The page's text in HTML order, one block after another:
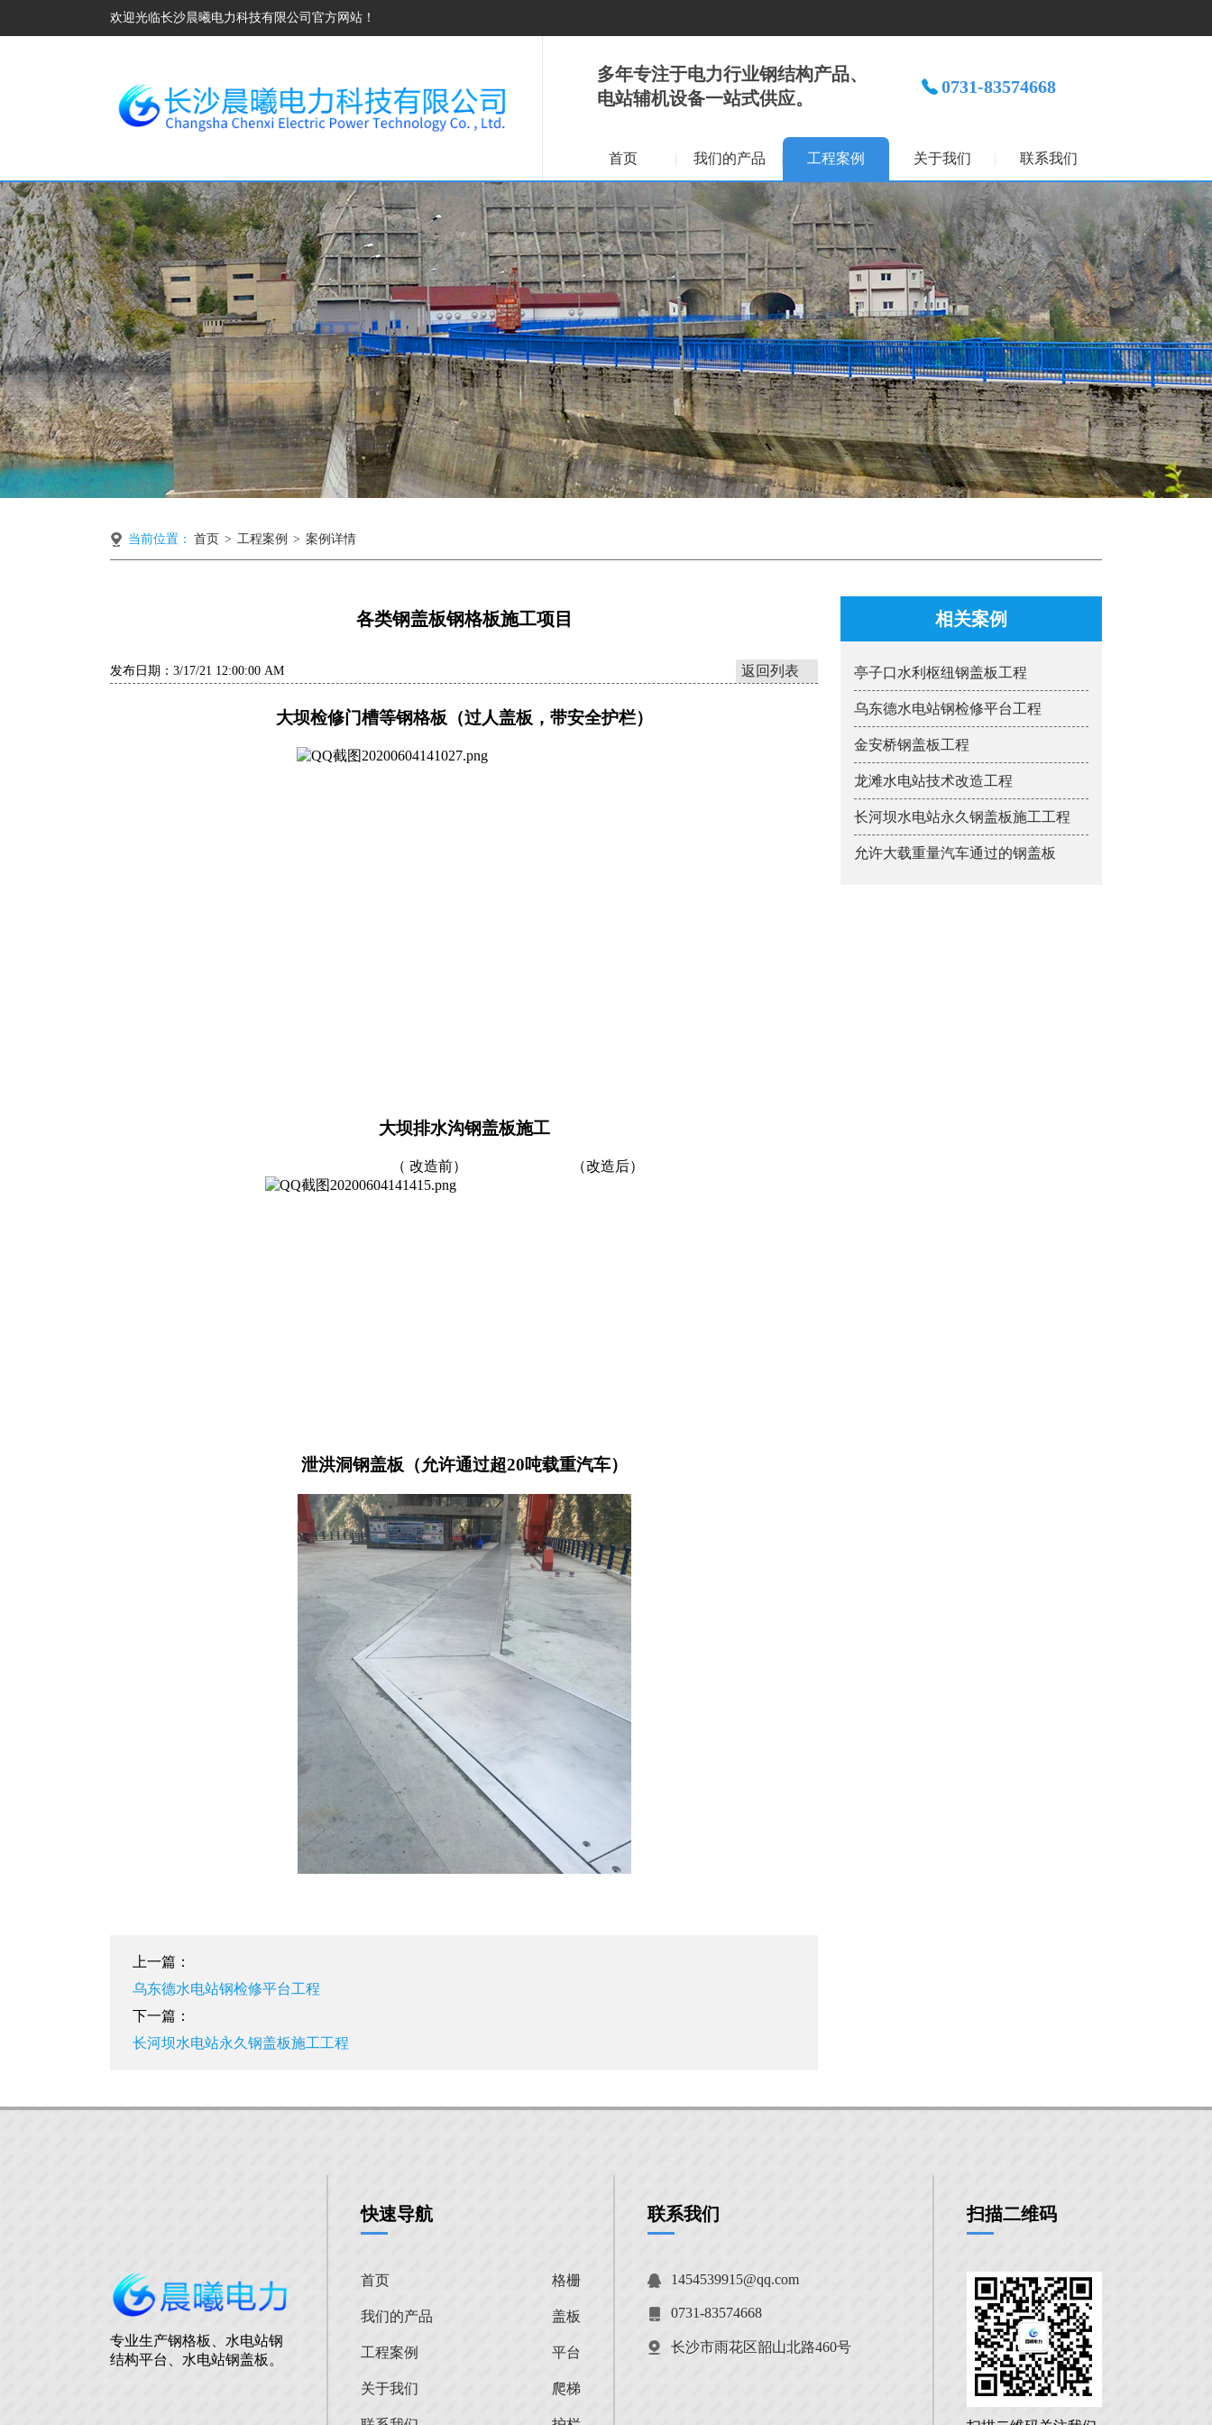
欢迎光临长沙晨曦电力科技有限公司官方网站！
多年专注于电力行业钢结构产品、
电站辅机设备一站式供应。
0731-83574668
首页 我们的产品 工程案例 关于我们 联系我们
当前位置： 首页 > 工程案例 > 案例详情
各类钢盖板钢格板施工项目
发布日期：3/17/21 12:00:00 AM 返回列表
大坝检修门槽等钢格板（过人盖板，带安全护栏）
大坝排水沟钢盖板施工
（ 改造前） （改造后）
泄洪洞钢盖板（允许通过超20吨载重汽车）
上一篇：
乌东德水电站钢检修平台工程
下一篇：
长河坝水电站永久钢盖板施工工程
相关案例
亭子口水利枢纽钢盖板工程
乌东德水电站钢检修平台工程
金安桥钢盖板工程
龙滩水电站技术改造工程
长河坝水电站永久钢盖板施工工程
允许大载重量汽车通过的钢盖板
专业生产钢格板、水电站钢
结构平台、水电站钢盖板。
快速导航
首页
我们的产品
工程案例
关于我们
格栅
盖板
平台
爬梯
联系我们
1454539915@qq.com
0731-83574668
长沙市雨花区韶山北路460号
扫描二维码